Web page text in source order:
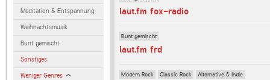
Meditation & Entspannung
Weihnachtsmusik
Bunt gemischt
Sonstiges
Weniger Genres
laut.fm fox-radio
Bunt gemischt
laut.fm frd
Modern Rock Classic Rock Alternative & Indie